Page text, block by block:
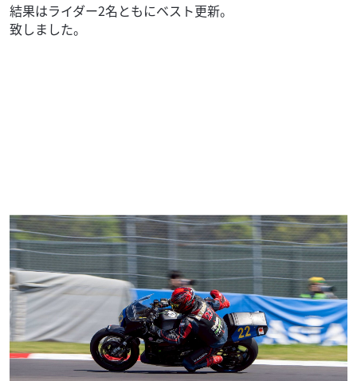
結果はライダー2名ともにベスト更新。
致しました。